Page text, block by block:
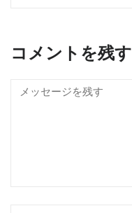
コメントを残す